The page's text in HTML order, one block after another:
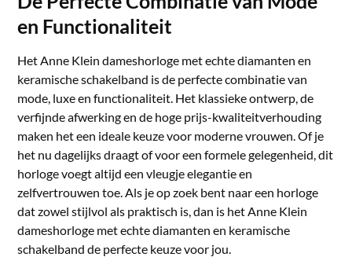
en Functionaliteit
Het Anne Klein dameshorloge met echte diamanten en
keramische schakelband is de perfecte combinatie van
mode, luxe en functionaliteit. Het klassieke ontwerp, de
verfijnde afwerking en de hoge prijs-kwaliteitverhouding
maken het een ideale keuze voor moderne vrouwen. Of je
het nu dagelijks draagt of voor een formele gelegenheid, dit
horloge voegt altijd een vleugje elegantie en
zelfvertrouwen toe. Als je op zoek bent naar een horloge
dat zowel stijlvol als praktisch is, dan is het Anne Klein
dameshorloge met echte diamanten en keramische
schakelband de perfecte keuze voor jou.